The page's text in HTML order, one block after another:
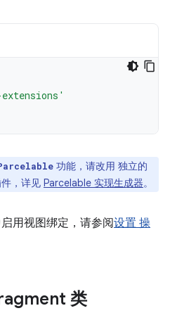
功能，请改用 独立的
，详见 Parcelable 实现生成器。
用视图绑定，请参阅设置 操
类